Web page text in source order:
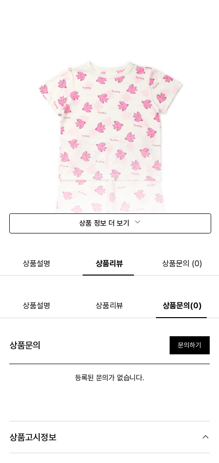
상품 정보 더 보기
상품설명 상품리뷰 상품문의 (0)
상품설명 상품리뷰 상품문의(0)
상품문의 문의하기
등록된 문의가 없습니다.
상품고시정보